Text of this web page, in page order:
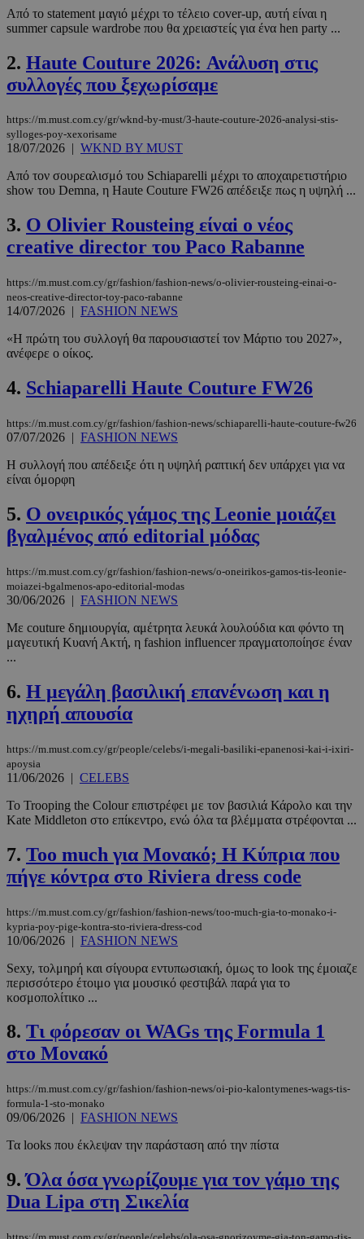
Από το statement μαγιό μέχρι το τέλειο cover-up, αυτή είναι η
summer capsule wardrobe που θα χρειαστείς για ένα hen party ...
2. Haute Couture 2026: Ανάλυση στις
συλλογές που ξεχωρίσαμε
https://m.must.com.cy/gr/wknd-by-must/3-haute-couture-2026-analysi-stis-
sylloges-poy-xexorisame
18/07/2026 | WKND BY MUST
Από τον σουρεαλισμό του Schiaparelli μέχρι το αποχαιρετιστήριο
show του Demna, η Haute Couture FW26 απέδειξε πως η υψηλή ...
3. Ο Olivier Rousteing είναi o νέος
creative director του Paco Rabanne
https://m.must.com.cy/gr/fashion/fashion-news/o-olivier-rousteing-einai-o-
neos-creative-director-toy-paco-rabanne
14/07/2026 | FASHION NEWS
«Η πρώτη του συλλογή θα παρουσιαστεί τον Μάρτιο του 2027»,
ανέφερε ο οίκος.
4. Schiaparelli Haute Couture FW26
https://m.must.com.cy/gr/fashion/fashion-news/schiaparelli-haute-couture-fw26
07/07/2026 | FASHION NEWS
Η συλλογή που απέδειξε ότι η υψηλή ραπτική δεν υπάρχει για να
είναι όμορφη
5. Ο ονειρικός γάμος της Leonie μοιάζει
βγαλμένος από editorial μόδας
https://m.must.com.cy/gr/fashion/fashion-news/o-oneirikos-gamos-tis-leonie-
moiazei-bgalmenos-apo-editorial-modas
30/06/2026 | FASHION NEWS
Με couture δημιουργία, αμέτρητα λευκά λουλούδια και φόντο τη
μαγευτική Κυανή Ακτή, η fashion influencer πραγματοποίησε έναν
...
6. Η μεγάλη βασιλική επανένωση και η
ηχηρή απουσία
https://m.must.com.cy/gr/people/celebs/i-megali-basiliki-epanenosi-kai-i-ixiri-
apoysia
11/06/2026 | CELEBS
Το Trooping the Colour επιστρέφει με τον βασιλιά Κάρολο και την
Kate Middleton στο επίκεντρο, ενώ όλα τα βλέμματα στρέφονται ...
7. Too much για Μονακό; Η Κύπρια που
πήγε κόντρα στο Riviera dress code
https://m.must.com.cy/gr/fashion/fashion-news/too-much-gia-to-monako-i-
kypria-poy-pige-kontra-sto-riviera-dress-cod
10/06/2026 | FASHION NEWS
Sexy, τολμηρή και σίγουρα εντυπωσιακή, όμως το look της έμοιαζε
περισσότερο έτοιμο για μουσικό φεστιβάλ παρά για το
κοσμοπολίτικο ...
8. Τι φόρεσαν οι WAGs της Formula 1
στο Μονακό
https://m.must.com.cy/gr/fashion/fashion-news/oi-pio-kalontymenes-wags-tis-
formula-1-sto-monako
09/06/2026 | FASHION NEWS
Τα looks που έκλεψαν την παράσταση από την πίστα
9.Όλα όσα γνωρίζουμε για τον γάμο της
Dua Lipa στη Σικελία